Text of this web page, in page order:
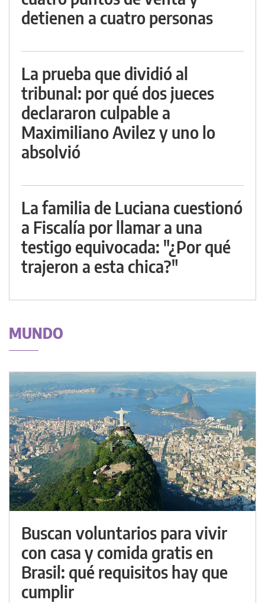
detienen a cuatro personas
La prueba que dividió al
tribunal: por qué dos jueces
declararon culpable a
Maximiliano Avilez y uno lo
absolvió
La familia de Luciana cuestionó
a Fiscalía por llamar a una
testigo equivocada: "¿Por qué
trajeron a esta chica?"
MUNDO
Buscan voluntarios para vivir
con casa y comida gratis en
Brasil: qué requisitos hay que
cumplir